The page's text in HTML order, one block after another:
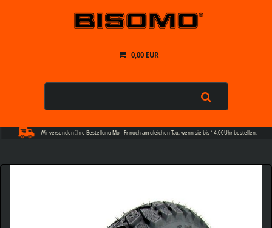
0,00 EUR
Wir versenden Ihre Bestellung Mo - Fr noch am gleichen Tag, wenn sie bis 14:00Uhr bestellen.